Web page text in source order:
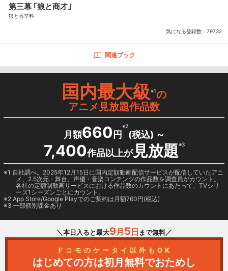
第三幕 ｢狼と商才｣
狼と香辛料
気になる登録数： 79732
関連ブック
国内最大級※1の
アニメ見放題作品数
月額660 円
※2
(税込) ～
7,400作品以上が見放題※3
1 自社調べ。2025年12月15日に国内定額動画配信サービスが配信していたアニ
メ、2.5次元・舞台、声優・音楽コンテンツの作品数を調査員がカウント。
各社の定額制動画サービスにおける作品数のカウントにあたって、TVシリ
ーズ1シーズンごとにカウント。
2 App Store/Google Playでのご契約は月額760円(税込)
3 一部個別課金あり
＼本日入ると最大9月 5 日 まで無料／
ドコモのケータイ以外もOK
はじめての方は初月無料でおためし